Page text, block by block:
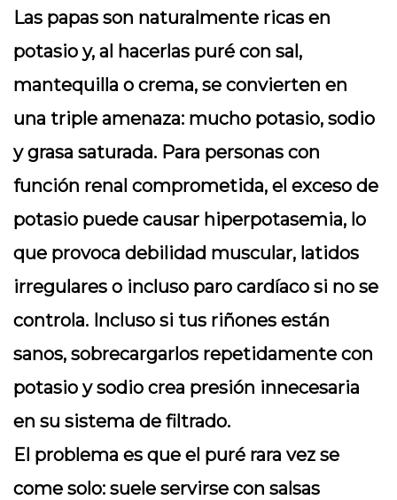
Las papas son naturalmente ricas en
potasio y, al hacerlas puré con sal,
mantequilla o crema, se convierten en
una triple amenaza: mucho potasio, sodio
y grasa saturada. Para personas con
función renal comprometida, el exceso de
potasio puede causar hiperpotasemia, lo
que provoca debilidad muscular, latidos
irregulares o incluso paro cardíaco si no se
controla. Incluso si tus riñones están
sanos, sobrecargarlos repetidamente con
potasio y sodio crea presión innecesaria
en su sistema de filtrado.
El problema es que el puré rara vez se
come solo: suele servirse con salsas